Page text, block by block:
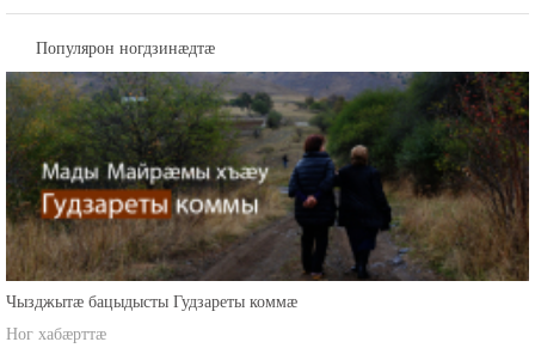
Популярон ногдзинæдтæ
Чызджытæ бацыдысты Гудзареты коммæ
Ног хабæрттæ